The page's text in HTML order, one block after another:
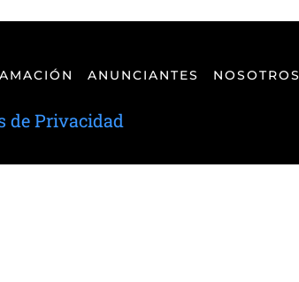
ANUNCIANTES NOSOTROS
de Privacidad